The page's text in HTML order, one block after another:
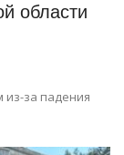
области
из-за падения